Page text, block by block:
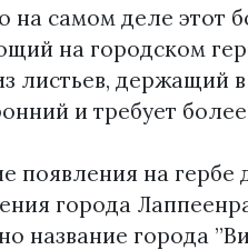
на самом деле этот
на городском
листьев, держащий
и требует
появления на
города
название города